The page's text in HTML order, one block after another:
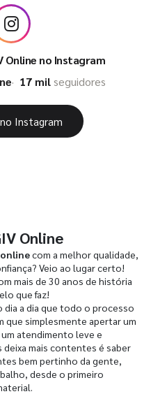
Online no Instagram
17 milseguidores
Instagram
Online
com a melhor qualidade,
Veio ao lugar certo!
mais de 30 anos de história
que faz!
a dia que todo o processo
que simplesmente apertar um
atendimento leve e
mais contentes é saber
bem pertinho da gente,
desde o primeiro